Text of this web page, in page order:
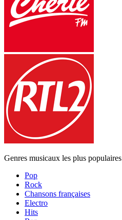
Genres musicaux les plus populaires
Pop
Rock
Chansons françaises
Electro
Hits